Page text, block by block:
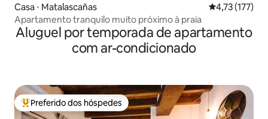
Casa ⋅ Matalascañas 4,73 de uma
4,73 (177)
Apartamento tranquilo muito próximo à praia
Aluguel por temporada de apartamento
com ar-condicionado
Entre os melhores preferidos dos hóspedes
Preferido dos hóspedes